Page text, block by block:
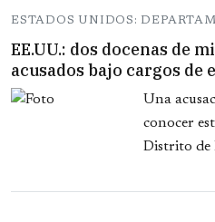
ESTADOS UNIDOS:
EE.UU.: dos docenas de
acusados bajo cargos de
Una
conocer
Distrito de